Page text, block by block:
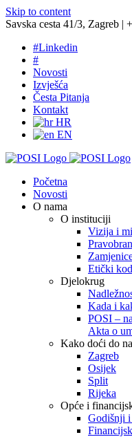
Skip to content
Savska cesta 41/3, Zagreb |
#Linkedin
#
Novosti
Izvješća
Česta Pitanja
Kontakt
HR
EN
Početna
Novosti
O nama
O instituciji
Vizija i
Etički
Djelokrug
Kada i
POSI –
Akta o
Kako doći do
Zagreb
Osijek
Split
Rijeka
Opće i
Godišnji i